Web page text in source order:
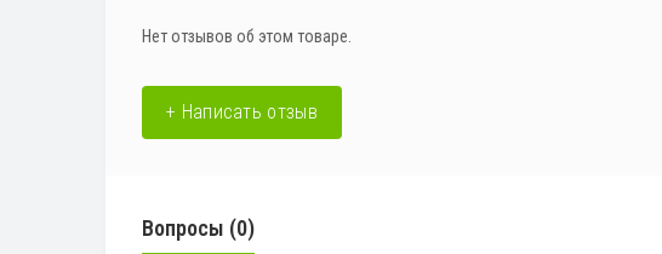
Нет отзывов об этом товаре.
+ Написать отзыв
Вопросы (0)